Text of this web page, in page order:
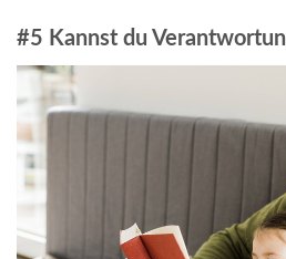
#5 Kannst du